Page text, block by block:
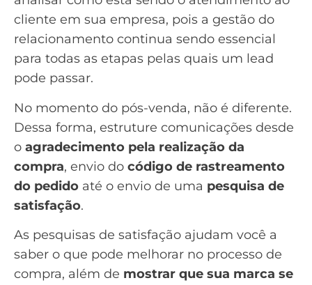
cliente em sua empresa, pois a gestão do
relacionamento continua sendo essencial
para todas as etapas pelas quais um lead
pode passar.
No momento do pós-venda, não é diferente.
Dessa forma, estruture comunicações desde
o agradecimento pela realização da
compra, envio do código de rastreamento
do pedido até o envio de uma pesquisa de
satisfação.
As pesquisas de satisfação ajudam você a
saber o que pode melhorar no processo de
compra, além de mostrar que sua marca se